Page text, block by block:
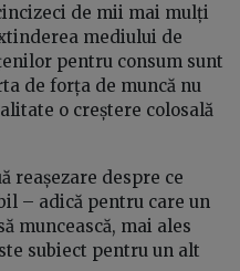
de mii mai mulți
mediului de
pentru consum sunt
de forța de muncă nu
o creștere colosală
reașezare despre ce
– adică pentru care un
muncească, mai ales
subiect pentru un alt